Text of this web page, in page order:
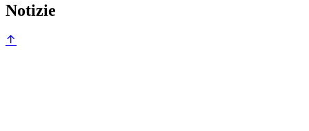
Notizie